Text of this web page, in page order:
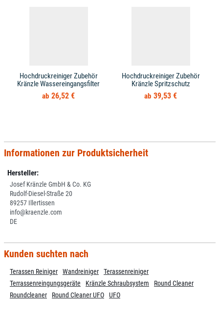
Hochdruckreiniger Zubehör
Kränzle Wassereingangsfilter
26,52 €
Hochdruckreiniger Zubehör
Kränzle Spritzschutz
39,53 €
Informationen zur Produktsicherheit
Hersteller:
Josef Kränzle GmbH & Co. KG
Rudolf-Diesel-Straße 20
89257 Illertissen
info@kraenzle.com
DE
Kunden suchten nach
Terassen Reiniger Wandreiniger
Terassenreiniger
Terrassenreingungsgeräte
Kränzle Schraubsystem
Round Cleaner
Roundcleaner
Round Cleaner UFO UFO